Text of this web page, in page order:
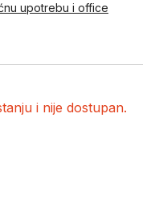
upotrebu i office
i nije dostupan.